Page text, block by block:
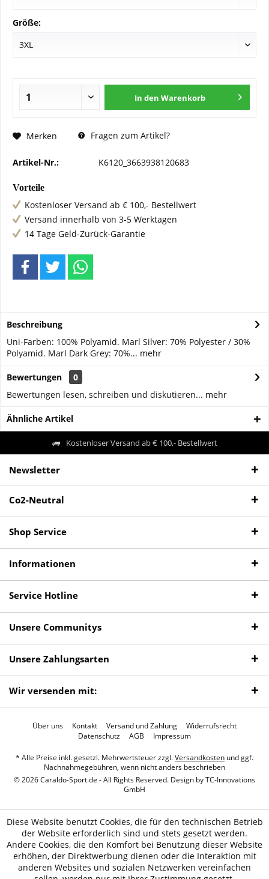
Größe:
In den Warenkorb
Merken Fragen zum Artikel?
Artikel-Nr.: K6120_3663938120683
Vorteile
Kostenloser Versand ab € 100,- Bestellwert
Versand innerhalb von 3-5 Werktagen
14 Tage Geld-Zurück-Garantie
Beschreibung
Uni-Farben: 100% Polyamid. Marl Silver: 70% Polyester / 30%
Polyamid. Marl Dark Grey: 70%... mehr
Bewertungen
0
Bewertungen lesen, schreiben und diskutieren... mehr
Ähnliche Artikel
Kostenloser Versand ab € 100,- Bestellwert
Newsletter
Co2-Neutral
Shop Service
Informationen
Service Hotline
Unsere Communitys
Unsere Zahlungsarten
Wir versenden mit:
Über uns Kontakt Versand und Zahlung
Widerrufsrecht
Datenschutz
AGB Impressum
* Alle Preise inkl. gesetzl. Mehrwertsteuer zzgl.Versandkosten und ggf.
Nachnahmegebühren, wenn nicht anders beschrieben
© 2026 Caraldo-Sport.de - All Rights Reserved. Design byTC-Innovations
GmbH
Diese Website benutzt Cookies, die für den technischen Betrieb
der Website erforderlich sind und stets gesetzt werden.
Andere Cookies, die den Komfort bei Benutzung dieser Website
erhöhen, der Direktwerbung dienen oder die Interaktion mit
anderen Websites und sozialen Netzwerken vereinfachen